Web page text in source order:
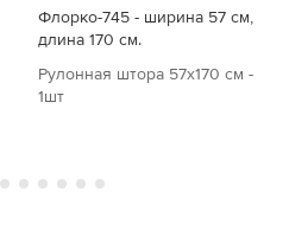
Флорко-745 - ширина 57 см,
длина 170 см.
Рулонная штора 57х170 см -
1шт